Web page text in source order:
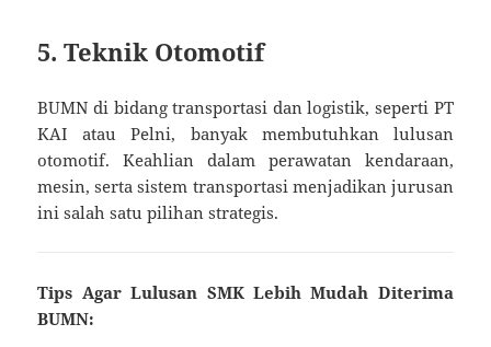
5.Teknik Otomotif
BUMN di bidang transportasi dan logistik, seperti PT
KAI atau Pelni, banyak membutuhkan lulusan
otomotif. Keahlian dalam perawatan kendaraan,
mesin, serta sistem transportasi menjadikan jurusan
ini salah satu pilihan strategis.
Tips Agar Lulusan SMK Lebih Mudah Diterima
BUMN: